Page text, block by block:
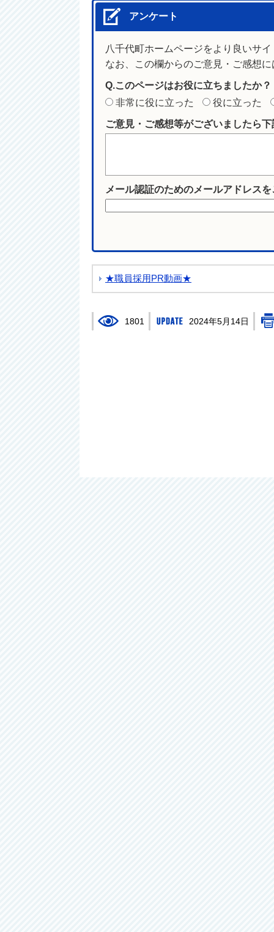
アンケート
八千代町ホームページをより良いサ
なお、この欄からのご意見・ご感想
Q.このページはお役に立ちましたか？
非常に役に立った
役に立った
ご意見・ご感想等がございましたら
メール認証のためのメールアドレス
★職員採用PR動画★
1801 2024年5月14日